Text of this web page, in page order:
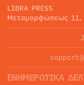
LIBRA PRESS
Μεταμορφώσεως
ΕΝΗΜΕΡΩΤΙΚΑ